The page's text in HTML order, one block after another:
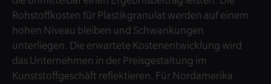
Rohstoffkosten für Plastikgranulat werden auf einem
hohen Niveau bleiben und Schwankungen
unterliegen. Die erwartete Kostenentwicklung wird
das Unternehmen in der Preisgestaltung im
Kunststoffgeschäft reflektieren. Für Nordamerika